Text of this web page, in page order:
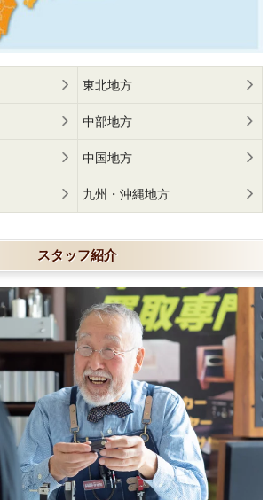
東北地方
中部地方
中国地方
九州・沖縄地方
スタッフ紹介